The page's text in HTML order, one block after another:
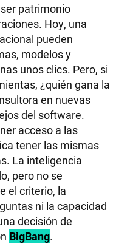
patrimonio
Hoy, una
pueden
modelos y
unos clics. Pero, si
¿quién gana la
en nuevas
del software.
acceso a las
tener las mismas
La inteligencia
pero no se
el criterio, la
ni la capacidad
decisión de
BigBang.